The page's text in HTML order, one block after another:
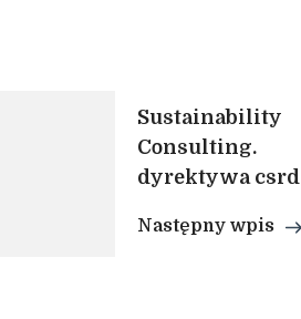
Sustainability
Consulting.
dyrektywa csrd
Następny wpis